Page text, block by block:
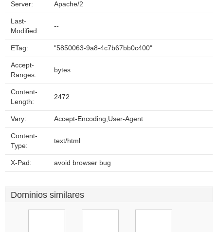
Server: Apache/2
Last-
Modified:
--
ETag: "5850063-9a8-4c7b67bb0c400"
Accept-
Ranges:
bytes
Content-
Length:
2472
Vary: Accept-Encoding,User-Agent
Content-
Type:
text/html
X-Pad: avoid browser bug
Dominios similares